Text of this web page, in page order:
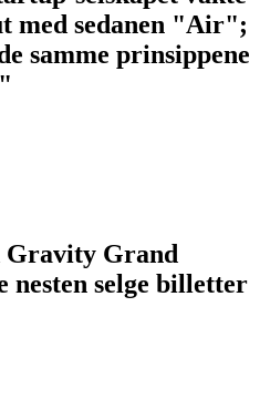
med sedanen "Air";
samme prinsippene
Grand
selge billetter